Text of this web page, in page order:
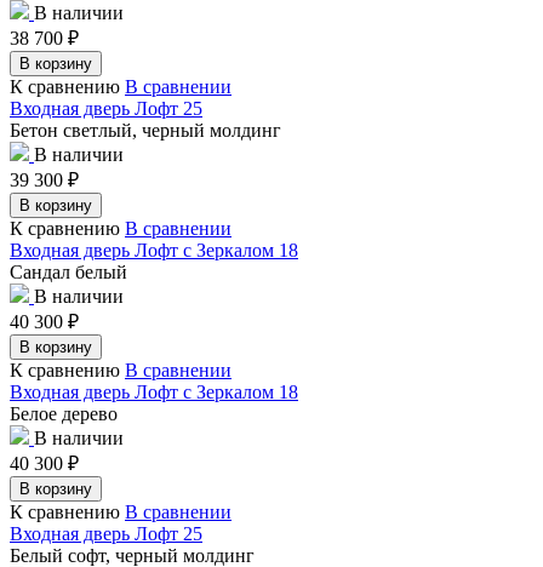
В наличии
38 700 ₽
В корзину
К сравнению В сравнении
Входная дверь Лофт 25
Бетон светлый, черный молдинг
В наличии
39 300 ₽
В корзину
К сравнению В сравнении
Входная дверь Лофт с Зеркалом 18
Сандал белый
В наличии
40 300 ₽
В корзину
К сравнению В сравнении
Входная дверь Лофт с Зеркалом 18
Белое дерево
В наличии
40 300 ₽
В корзину
К сравнению В сравнении
Входная дверь Лофт 25
Белый софт, черный молдинг